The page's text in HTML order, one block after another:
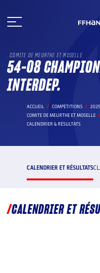
au
COMITE DE MEURTHE ET MOSELLE
54-08
INTERDEP.
ACCUEIL COMPÉTITIONS
COMITE DE MEURTHE ET MOSELLE
CALENDRIER & RÉSULTATS
CALENDRIER ET RÉSULTATS
CALENDRIER ET